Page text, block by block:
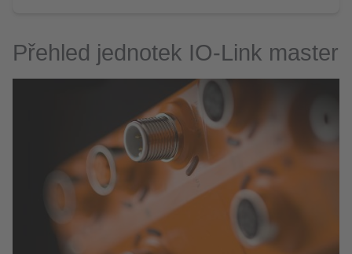
Přehled jednotek IO-Link master